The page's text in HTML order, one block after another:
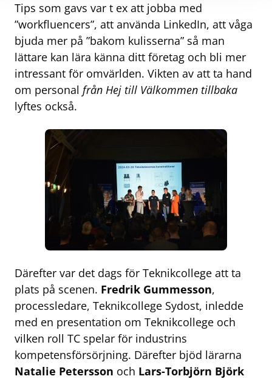
Tips som gavs var t ex att jobba med
”workfluencers”, att använda LinkedIn, att våga
bjuda mer på ”bakom kulisserna” så man
lättare kan lära känna ditt företag och bli mer
intressant för omvärlden. Vikten av att ta hand
om personal från Hej till Välkommen tillbaka
lyftes också.
Därefter var det dags för Teknikcollege att ta
plats på scenen. Fredrik Gummesson,
processledare, Teknikcollege Sydost, inledde
med en presentation om Teknikcollege och
vilken roll TC spelar för industrins
kompetensförsörjning. Därefter bjöd lärarna
Natalie Petersson och Lars-Torbjörn Björk